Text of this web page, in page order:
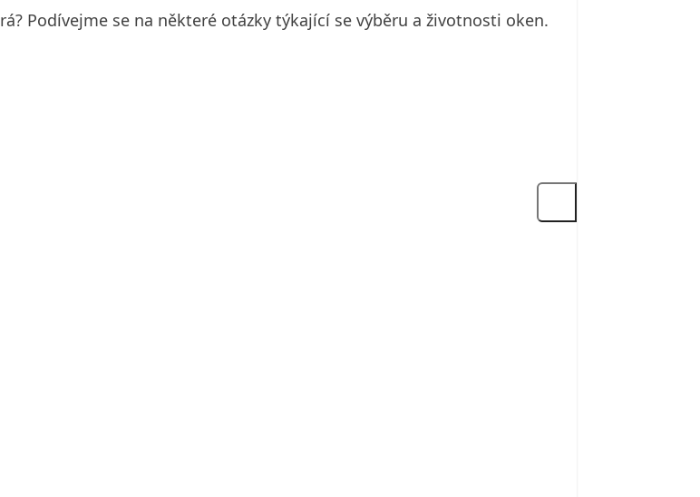
Podívejme se na některé otázky týkající se výběru a životnosti oken.